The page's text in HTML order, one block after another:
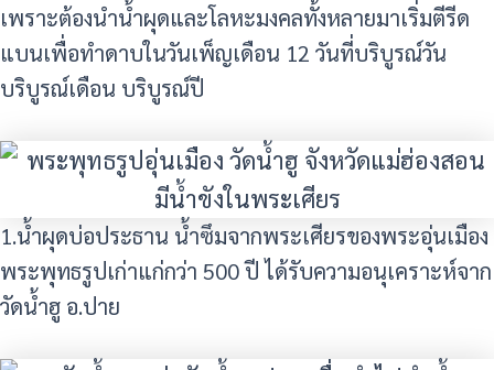
เพราะต้องนำน้ำผุดและโลหะมงคลทั้งหลายมาเริ่มตีรีด
แบนเพื่อทำดาบในวันเพ็ญเดือน 12 วันที่บริบูรณ์วัน
บริบูรณ์เดือน บริบูรณ์ปี
1.น้ำผุดบ่อประธาน น้ำซึมจากพระเศียรของพระอุ่นเมือง
พระพุทธรูปเก่าแก่กว่า 500 ปี ได้รับความอนุเคราะห์จาก
วัดน้ำฮู อ.ปาย